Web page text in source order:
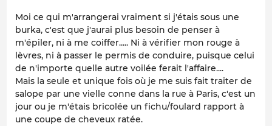
Moi ce qui m'arrangerai vraiment si j'étais sous une
burka, c'est que j'aurai plus besoin de penser à
m'épiler, ni à me coiffer..... Ni à vérifier mon rouge à
lèvres, ni à passer le permis de conduire, puisque celui
de n'importe quelle autre voilée ferait l'affaire....
Mais la seule et unique fois où je me suis fait traiter de
salope par une vielle conne dans la rue à Paris, c'est un
jour ou je m'étais bricolée un fichu/foulard rapport à
une coupe de cheveux ratée.